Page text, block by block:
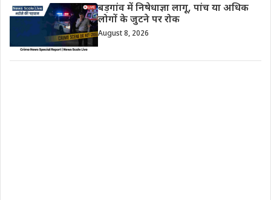
बड़गांव में निषेधाज्ञा लागू, पांच या अधिक
लोगों के जुटने पर रोक
August 8, 2026